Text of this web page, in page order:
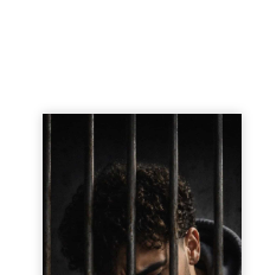
Pourquoi lui et pas
moi ? raconte le
parcours de
l’auteur marqué
par les mauvais
choix, la chute et
l’épreuve de